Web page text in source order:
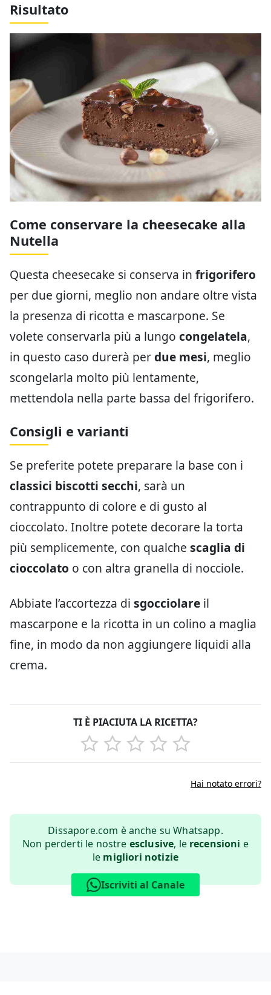
Risultato
Come conservare la cheesecake alla
Nutella
Questa cheesecake si conserva in frigorifero
per due giorni, meglio non andare oltre vista
la presenza di ricotta e mascarpone. Se
volete conservarla più a lungo congelatela,
in questo caso durerà perdue mesi, meglio
scongelarla molto più lentamente,
mettendola nella parte bassa del frigorifero.
Consigli e varianti
Se preferite potete preparare la base con i
classici biscotti secchi, sarà un
contrappunto di colore e di gusto al
cioccolato. Inoltre potete decorare la torta
più semplicemente, con qualche scaglia di
cioccolato o con altra granella di nocciole.
Abbiate l’accortezza di sgocciolare il
mascarpone e la ricotta in un colino a maglia
fine, in modo da non aggiungere liquidi alla
crema.
TI È PIACIUTA LA RICETTA?
Hai notato errori?
Dissapore.com è anche su Whatsapp.
Non perderti le nostre esclusive, le recensioni e
le migliori notizie
Iscriviti al Canale